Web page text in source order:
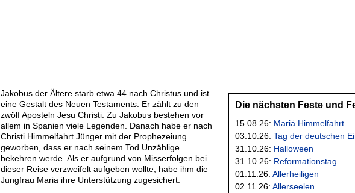
Jakobus der Ältere starb etwa 44 nach Christus und ist
eine Gestalt des Neuen Testaments. Er zählt zu den
zwölf Aposteln Jesu Christi. Zu Jakobus bestehen vor
allem in Spanien viele Legenden. Danach habe er nach
Christi Himmelfahrt Jünger mit der Prophezeiung
geworben, dass er nach seinem Tod Unzählige
bekehren werde. Als er aufgrund von Misserfolgen bei
dieser Reise verzweifelt aufgeben wollte, habe ihm die
Jungfrau Maria ihre Unterstützung zugesichert.
Die nächsten Feste und
15.08.26: Mariä Himmelfahrt
03.10.26: Tag der deutschen
31.10.26: Halloween
31.10.26: Reformationstag
01.11.26: Allerheiligen
02.11.26: Allerseelen